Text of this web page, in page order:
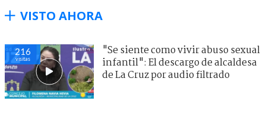
VISTO AHORA
216
visitas
"Se siente como vivir abuso sexual
infantil": El descargo de alcaldesa
de La Cruz por audio filtrado